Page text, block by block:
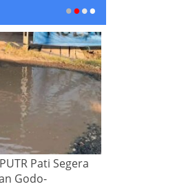
Pati Segera
Godo-